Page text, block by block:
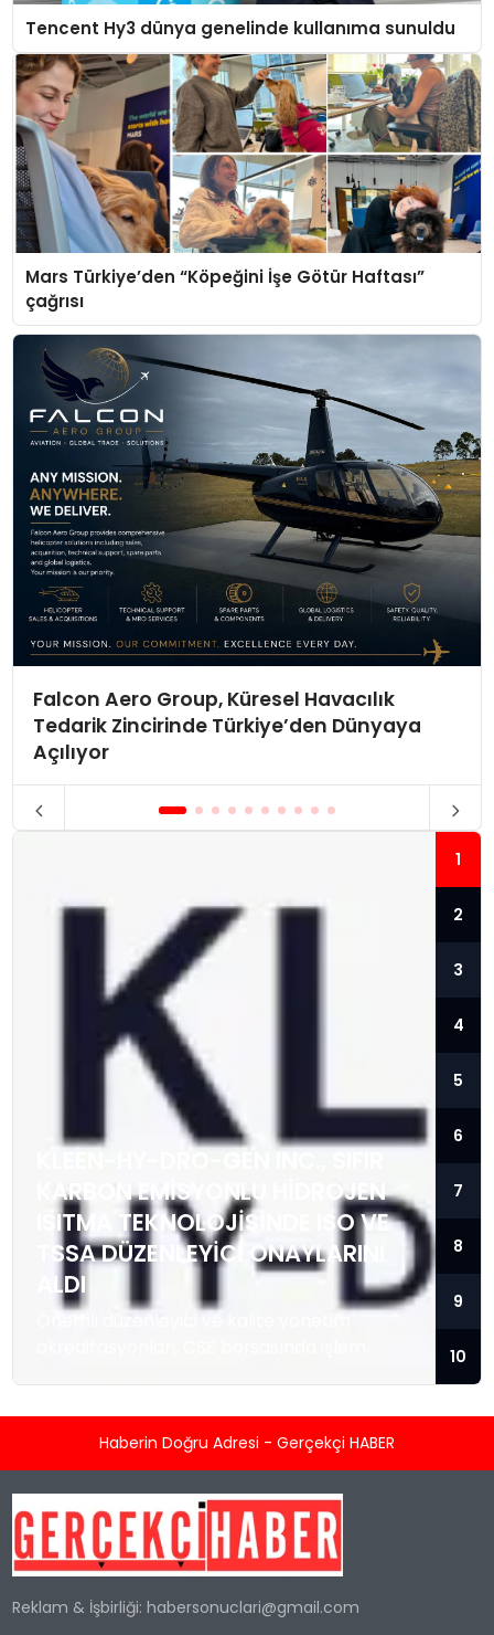
Tencent Hy3 dünya genelinde kullanıma sunuldu
Mars Türkiye’den “Köpeğini İşe Götür Haftası”
çağrısı
Falcon Aero Group, Küresel Havacılık
Tedarik Zincirinde Türkiye’den Dünyaya
Açılıyor
KARBON EMISYONLU HIDROJEN
ISITMA TEKNOLOJISINDE ISO VE
TSSA DÜZENLEYICI ONAYLARINI
ALDI
Sistemlerini üretmek ve satmak üzere
kurumsal sözleşmeler için konumlandırıyor.
TORONTO, KANADA / ACCESS Newswire / 5
Ağustos 2026 / Kleen-Hy-Dro-Gen Inc.
1
2
3
4
5
6
7
8
9
10
Haberin Doğru Adresi - Gerçekçi HABER
Reklam & İşbirliği:habersonuclari@gmail.com